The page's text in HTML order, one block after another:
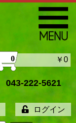
043-222-5621
ログイン
0 ￥0